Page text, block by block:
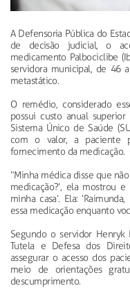
A Defensoria Pública do
de decisão judicial, o
medicamento Palbociclibe
servidora municipal, de 46
metastático.
O remédio, considerado
possui custo anual
Sistema Único de Saúde
com o valor, a paciente
fornecimento da medicação.
“Minha médica disse que
medicação?’, ela mostrou e
minha casa’. Ela:
essa medicação enquanto
Segundo o servidor Henryk
Tutela e Defesa dos
assegurar o acesso dos
meio de orientações
descumprimento.